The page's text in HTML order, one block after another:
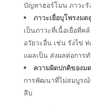
ปัญหาฮอร์โมน ภาวะรั
ภาวะเยื่อบุโพรงม
เป็นภาวะที่เนื้อเยื่อที่ค
อวัยวะอื่น เช่น รังไข่
แผลเป็น ส่งผลต่อการ
ความผิดปกติของม
การพัฒนาที่ไม่สมบูรณ์
ลีบ